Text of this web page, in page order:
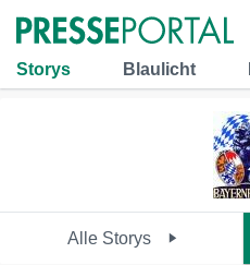
Storys Blaulicht
Alle Storys